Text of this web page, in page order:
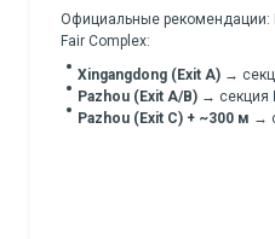
Официальные рекомендации:
Fair Complex:
Xingangdong (Exit A) →
Pazhou (Exit A/B) → секция
Pazhou (Exit C) + ~300 м →